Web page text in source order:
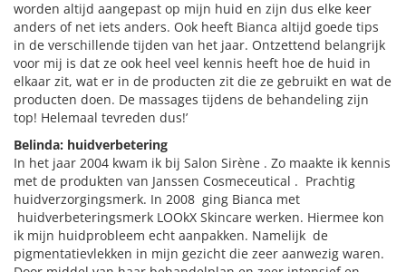
worden altijd aangepast op mijn huid en zijn dus elke keer
anders of net iets anders. Ook heeft Bianca altijd goede tips
in de verschillende tijden van het jaar. Ontzettend belangrijk
voor mij is dat ze ook heel veel kennis heeft hoe de huid in
elkaar zit, wat er in de producten zit die ze gebruikt en wat de
producten doen. De massages tijdens de behandeling zijn
top! Helemaal tevreden dus!’
Belinda: huidverbetering
In het jaar 2004 kwam ik bij Salon Sirène . Zo maakte ik kennis
met de produkten van Janssen Cosmeceutical . Prachtig
huidverzorgingsmerk. In 2008 ging Bianca met
huidverbeteringsmerk LOOkX Skincare werken. Hiermee kon
ik mijn huidprobleem echt aanpakken. Namelijk de
pigmentatievlekken in mijn gezicht die zeer aanwezig waren.